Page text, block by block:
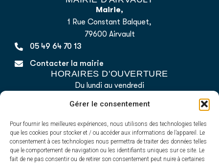
Gérer le consentement
Pour fournir les meilleures expériences, nous utilisons des technologies telles
que les cookies pour stocker et / ou accéder aux informations de l’appareil. Le
consentement à ces technologies nous permettra de traiter des données telles
que le comportement de navigation ou les identifiants uniques sur ce site. Le
fait de ne pas consentir ou de retirer son consentement peut nuire à certaines
Mairie,
1 Rue Constant Balquet,
79600 Airvault
05 49 64 70 13
Contacter la mairie
HORAIRES D'OUVERTURE
Du lundi au vendredi
de 8h30 à 12h30 et de 13h45 à 17h30
AccessibilitéPlan du siteConfidentialité
Mentions légales
Airvault 2025 - Propulsé par Utopia